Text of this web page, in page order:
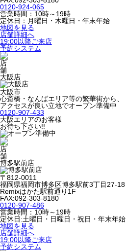
0120-924-065
営業時間：10時～19時
定休日：月曜日・木曜日・年末年始
地図を見る
店舗詳細へ
19:00以降ご来店
予約システム
大阪店
大阪市
心斎橋・なんばエリア等の繁華街から、
アクセスが良い立地でオープン準備中
0120-907-433
大阪エリアのお客様
お待ち下さい!!
博多駅前店
〒812-0011
福岡県福岡市博多区博多駅前3丁目27-18
Remixはかた駅前通り1F
FAX:092-303-8180
0120-907-486
営業時間：10時～19時
定休日:土曜日・日曜日・祝日・年末年始
地図を見る
店舗詳細へ
19:00以降ご来店
予約システム